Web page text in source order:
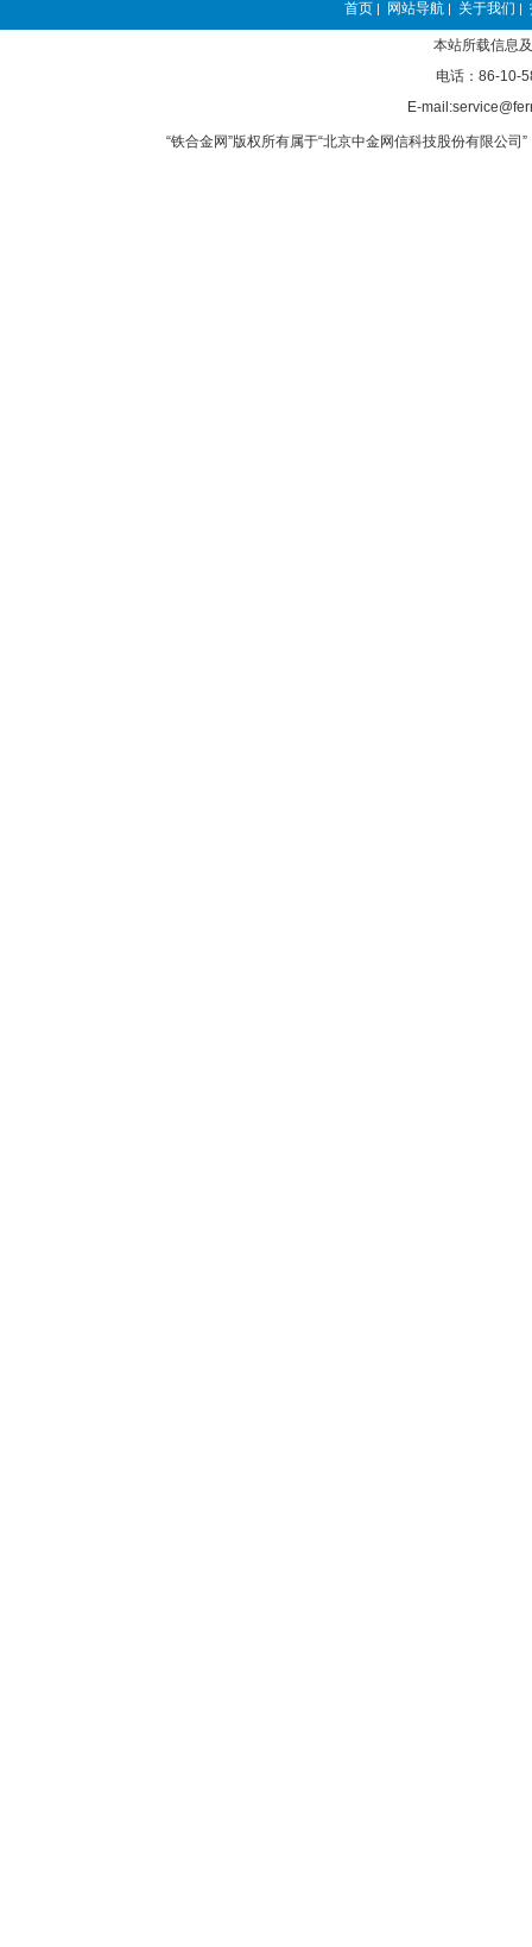
首页 | 网站导航 | 关于我们 |
本站所载信息
电话：86-10-
E-
“铁合金网”版权所有属于“北京中金网信科技股份有限公司